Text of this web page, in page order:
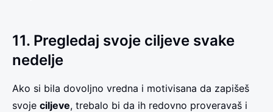
11. Pregledaj svoje ciljeve svake
nedelje
Ako si bila dovoljno vredna i motivisana da zapišeš
svoje ciljeve, trebalo bi da ih redovno proveravaš i